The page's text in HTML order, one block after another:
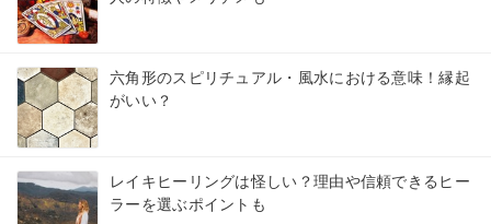
六角形のスピリチュアル・風水における意味！縁起
がいい？
レイキヒーリングは怪しい？理由や信頼できるヒー
ラーを選ぶポイントも